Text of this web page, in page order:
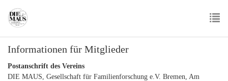
main
Informationen für Mitglieder
Postanschrift des Vereins
DIE MAUS, Gesellschaft für Familienforschung e.V. Bremen, Am